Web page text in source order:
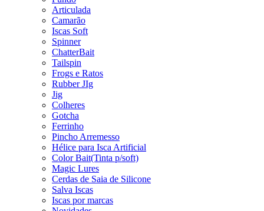
Articulada
Camarão
Iscas Soft
Spinner
ChatterBait
Tailspin
Frogs e Ratos
Rubber JIg
Jig
Colheres
Gotcha
Ferrinho
Pincho Arremesso
Hélice para Isca Artificial
Color Bait(Tinta p/soft)
Magic Lures
Cerdas de Saia de Silicone
Salva Iscas
Iscas por marcas